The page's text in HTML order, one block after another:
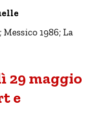
1986; La
29 maggio
e